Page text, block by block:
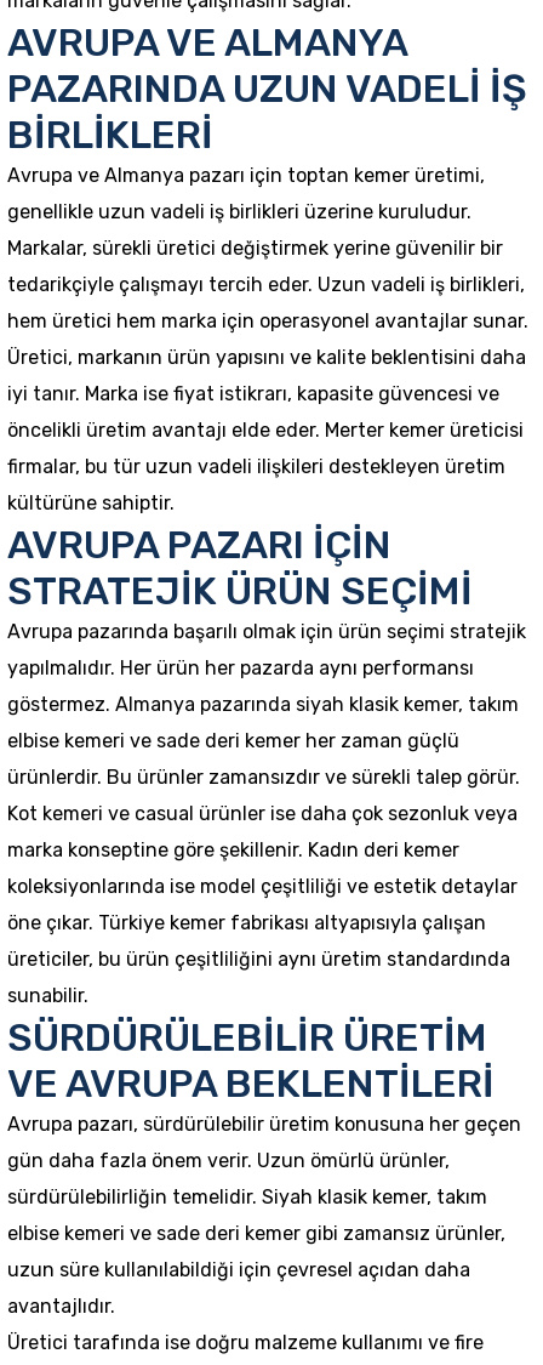
AVRUPA VE ALMANYA
PAZARINDA UZUN VADELİ İŞ
BİRLİKLERİ
Avrupa ve Almanya pazarı için toptan kemer üretimi,
genellikle uzun vadeli iş birlikleri üzerine kuruludur.
Markalar, sürekli üretici değiştirmek yerine güvenilir bir
tedarikçiyle çalışmayı tercih eder. Uzun vadeli iş birlikleri,
hem üretici hem marka için operasyonel avantajlar sunar.
Üretici, markanın ürün yapısını ve kalite beklentisini daha
iyi tanır. Marka ise fiyat istikrarı, kapasite güvencesi ve
öncelikli üretim avantajı elde eder. Merter kemer üreticisi
firmalar, bu tür uzun vadeli ilişkileri destekleyen üretim
kültürüne sahiptir.
AVRUPA PAZARI İÇİN
STRATEJİK ÜRÜN SEÇİMİ
Avrupa pazarında başarılı olmak için ürün seçimi stratejik
yapılmalıdır. Her ürün her pazarda aynı performansı
göstermez. Almanya pazarında siyah klasik kemer, takım
elbise kemeri ve sade deri kemer her zaman güçlü
ürünlerdir. Bu ürünler zamansızdır ve sürekli talep görür.
Kot kemeri ve casual ürünler ise daha çok sezonluk veya
marka konseptine göre şekillenir. Kadın deri kemer
koleksiyonlarında ise model çeşitliliği ve estetik detaylar
öne çıkar. Türkiye kemer fabrikası altyapısıyla çalışan
üreticiler, bu ürün çeşitliliğini aynı üretim standardında
sunabilir.
SÜRDÜRÜLEBİLİR ÜRETİM
VE AVRUPA BEKLENTİLERİ
Avrupa pazarı, sürdürülebilir üretim konusuna her geçen
gün daha fazla önem verir. Uzun ömürlü ürünler,
sürdürülebilirliğin temelidir. Siyah klasik kemer, takım
elbise kemeri ve sade deri kemer gibi zamansız ürünler,
uzun süre kullanılabildiği için çevresel açıdan daha
avantajlıdır.
Üretici tarafında ise doğru malzeme kullanımı ve fire